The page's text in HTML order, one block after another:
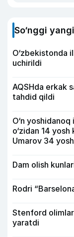
So‘nggi
O‘zbekistonda
uchirildi
AQSHda erkak
tahdid qildi
O‘n
o‘zidan 14
Umarov 34
Dam olish
Rodri
Stenford
yaratdi